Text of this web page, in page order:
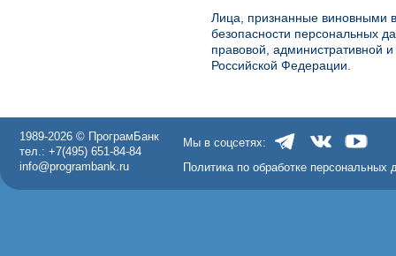
Лица, признанные виновными
безопасности персональных
правовой, административной и
Российской Федерации.
1989-2026 © ПрограмБанк
тел.: +7(495) 651-84-84
info@programbank.ru
Мы в соцсетях:
Политика по обработке персональных